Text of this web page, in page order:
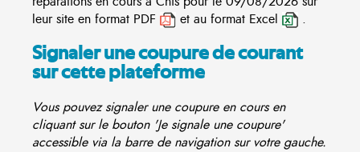
leur site en format PDF
et au format Excel .
Signaler une coupure de courant
sur cette plateforme
Vous pouvez signaler une coupure en cours en
cliquant sur le bouton 'Je signale une coupure'
accessible via la barre de navigation sur votre gauche.